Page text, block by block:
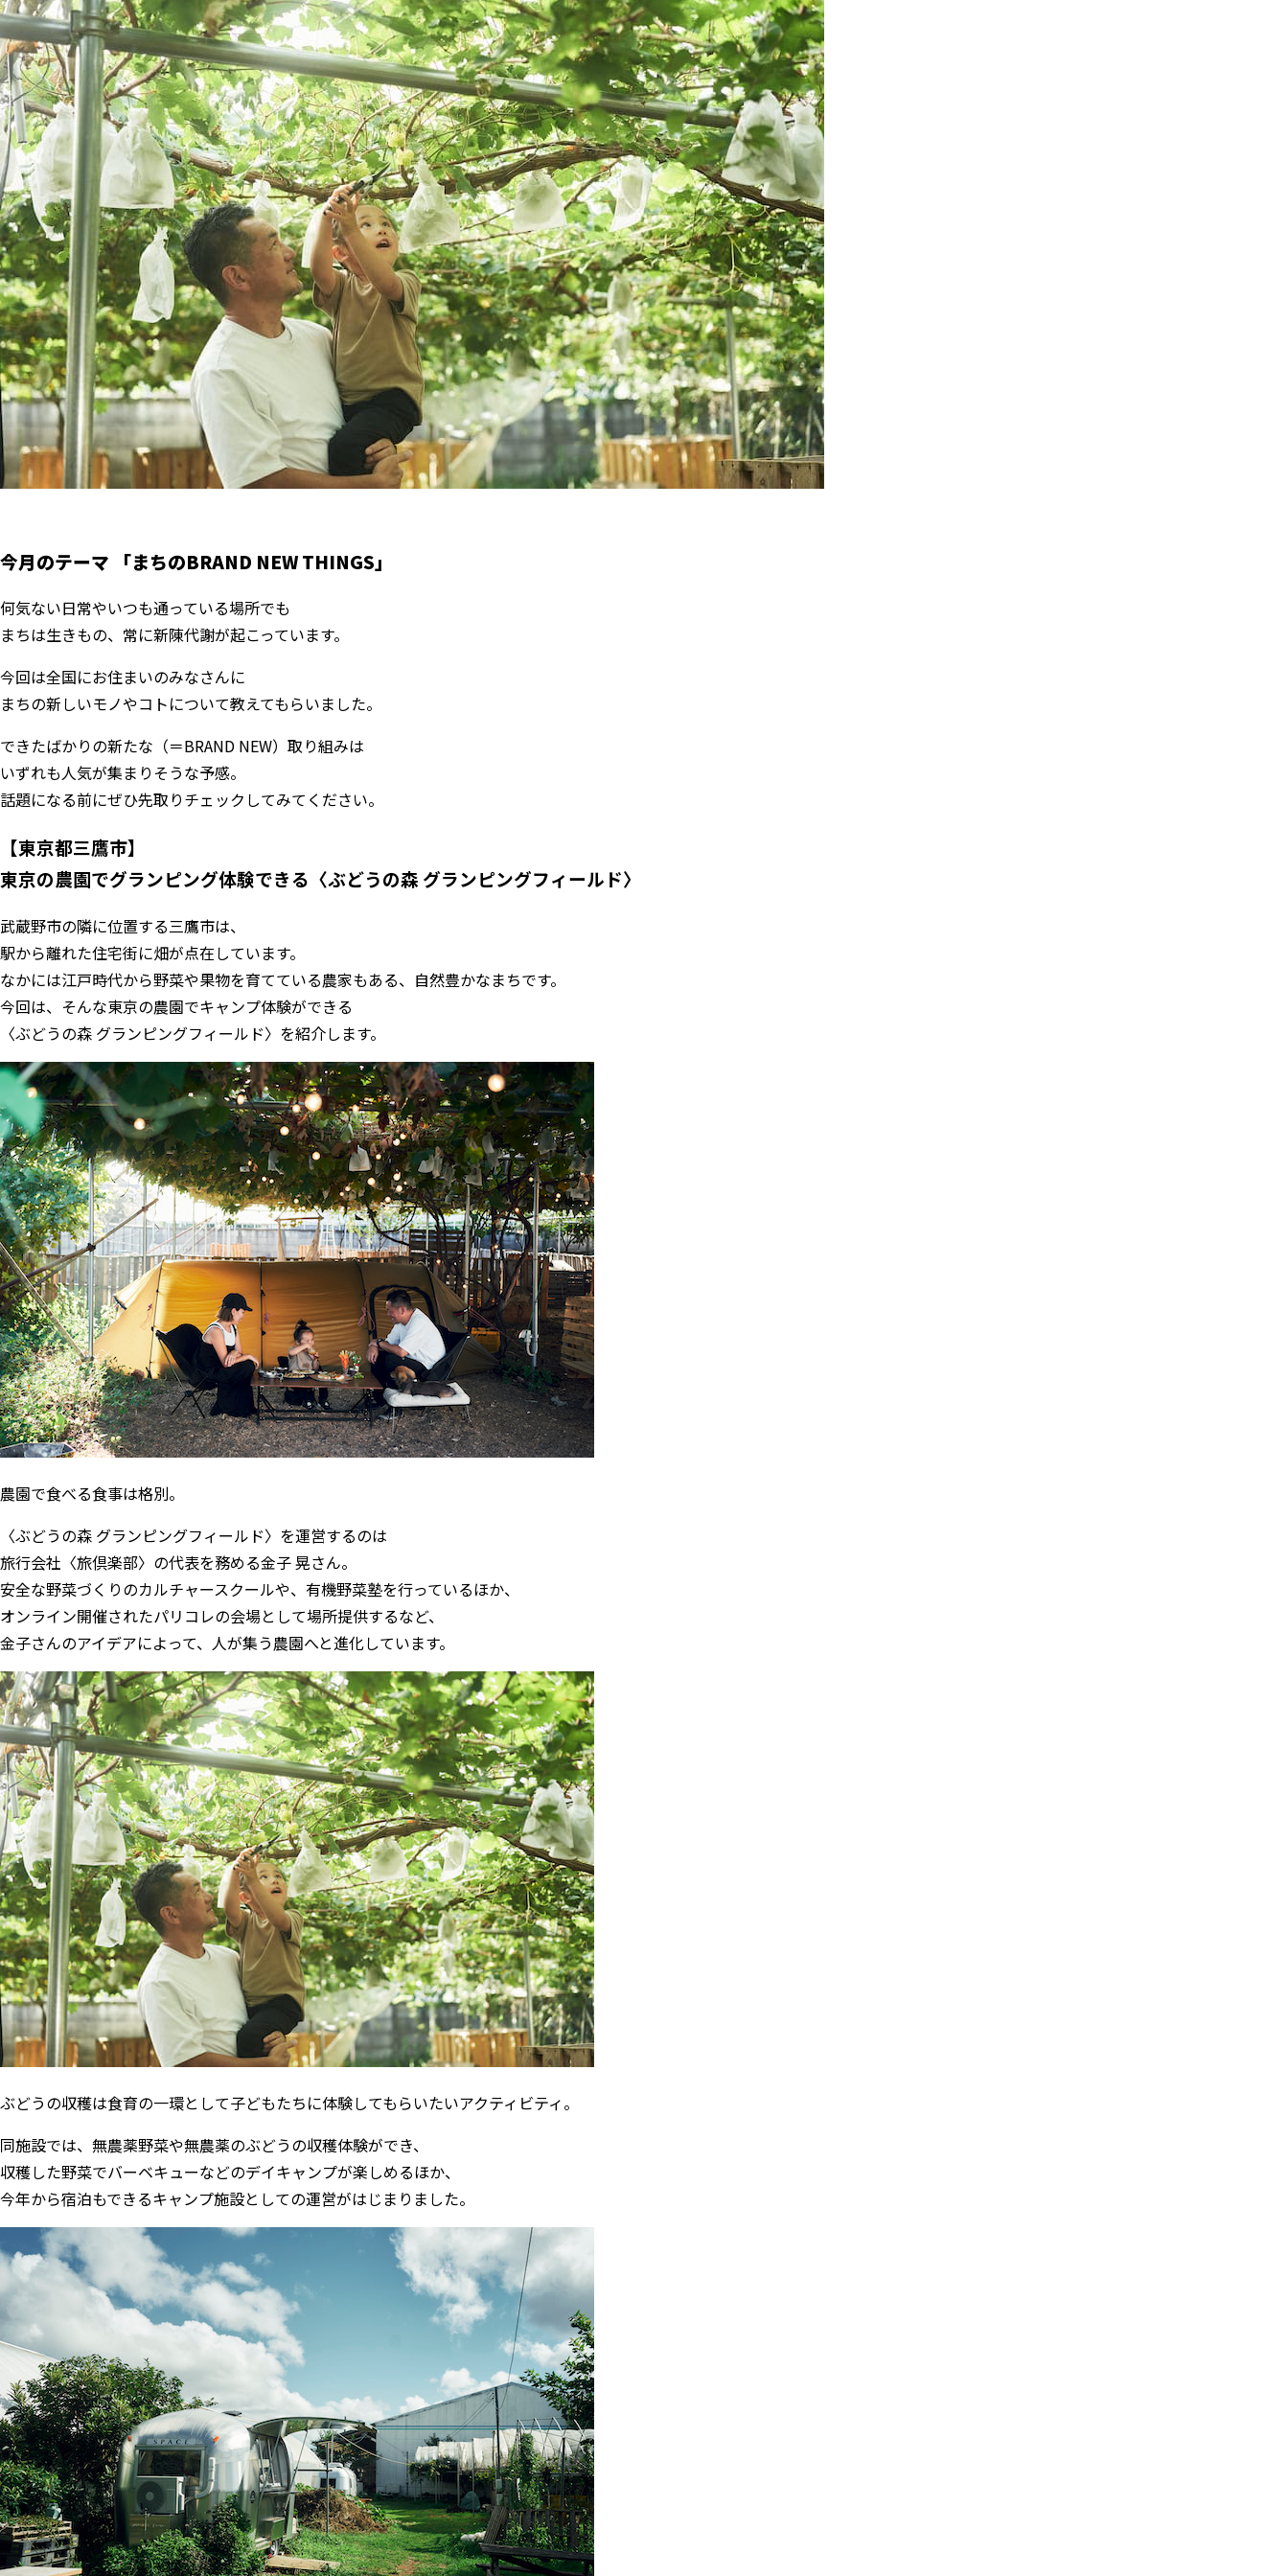
今月のテーマ 「まちのBRAND NEW THINGS」
何気ない日常やいつも通っている場所でも
まちは生きもの、常に新陳代謝が起こっています。
今回は全国にお住まいのみなさんに
まちの新しいモノやコトについて教えてもらいました。
できたばかりの新たな（＝BRAND NEW）取り組みは
いずれも人気が集まりそうな予感。
話題になる前にぜひ先取りチェックしてみてください。
【東京都三鷹市】
東京の農園でグランピング体験できる〈ぶどうの森 グランピングフィールド〉
武蔵野市の隣に位置する三鷹市は、
駅から離れた住宅街に畑が点在しています。
なかには江戸時代から野菜や果物を育てている農家もある、自然豊かなまちです。
今回は、そんな東京の農園でキャンプ体験ができる
〈ぶどうの森 グランピングフィールド〉を紹介します。
農園で食べる食事は格別。
〈ぶどうの森 グランピングフィールド〉を運営するのは
旅行会社〈旅倶楽部〉の代表を務める金子 晃さん。
安全な野菜づくりのカルチャースクールや、有機野菜塾を行っているほか、
オンライン開催されたパリコレの会場として場所提供するなど、
金子さんのアイデアによって、人が集う農園へと進化しています。
ぶどうの収穫は食育の一環として子どもたちに体験してもらいたいアクティビティ。
同施設では、無農薬野菜や無農薬のぶどうの収穫体験ができ、
収穫した野菜でバーベキューなどのデイキャンプが楽しめるほか、
今年から宿泊もできるキャンプ施設としての運営がはじまりました。